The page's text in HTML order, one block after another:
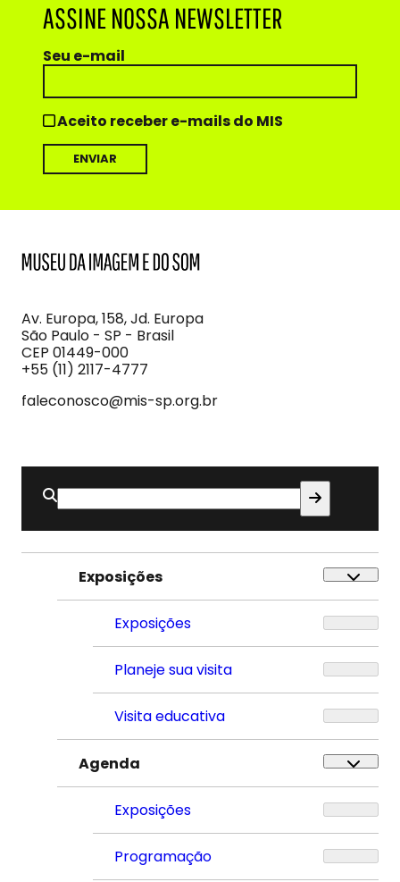
ASSINE NOSSA NEWSLETTER
Seu e-mail
Aceito receber e-mails do MIS
Imagem
e
do
Som
Av. Europa, 158, Jd. Europa
São Paulo - SP - Brasil
CEP 01449-000
+55 (11) 2117-4777
faleconosco@mis-sp.org.br
Buscar
por:
Exposições
Exposições
Planeje sua visita
Visita educativa
Agenda
Exposições
Programação